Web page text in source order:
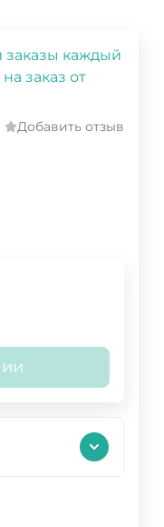
каждый
заказ от
Добавить отзыв